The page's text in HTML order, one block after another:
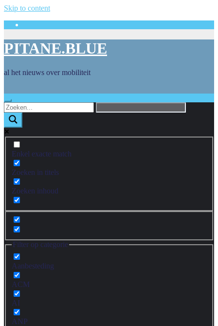
Skip to content
PITANE.BLUE
al het nieuws over mobiliteit
Enkel exacte match
Zoeken in titels
Zoeken inhoud
Filter op categorie
Aanbesteding
ACM
AI
ANP